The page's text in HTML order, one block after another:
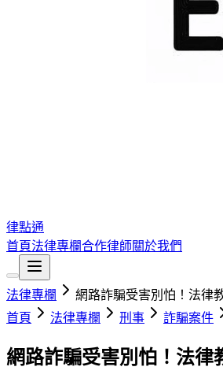
律點通
首頁法律專欄合作律師關於我們
法律專欄
網路詐騙受害別怕！法律
首頁
法律專欄 刑事 詐騙案件
網路詐騙受害別怕！法律